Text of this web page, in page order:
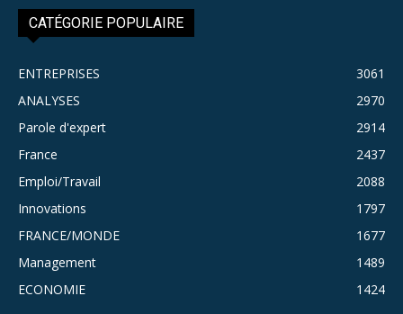
CATÉGORIE POPULAIRE
ENTREPRISES
3061
ANALYSES
2970
Parole d'expert
2914
France
2437
Emploi/Travail
2088
Innovations
1797
FRANCE/MONDE
1677
Management
1489
ECONOMIE
1424